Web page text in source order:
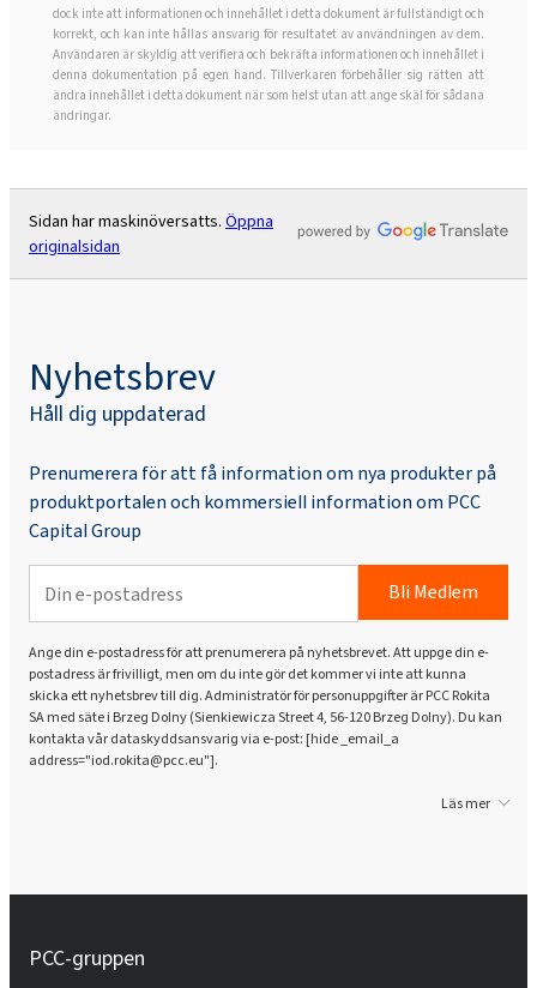
dock inte att informationen och innehållet i detta dokument är fullständigt och
korrekt, och kan inte hållas ansvarig för resultatet av användningen av dem.
Användaren är skyldig att verifiera och bekräfta informationen och innehållet i
denna dokumentation på egen hand. Tillverkaren förbehåller sig rätten att
ändra innehållet i detta dokument när som helst utan att ange skäl för sådana
ändringar.
Sidan har maskinöversatts. Öppna
originalsidan
Nyhetsbrev
Håll dig uppdaterad
Prenumerera för att få information om nya produkter på
produktportalen och kommersiell information om PCC
Capital Group
Bli Medlem
Ange din e-postadress för att prenumerera på nyhetsbrevet. Att uppge din e-
postadress är frivilligt, men om du inte gör det kommer vi inte att kunna
skicka ett nyhetsbrev till dig. Administratör för personuppgifter är PCC Rokita
SA med säte i Brzeg Dolny (Sienkiewicza Street 4, 56-120 Brzeg Dolny). Du kan
kontakta vår dataskyddsansvarig via e-post: [hide _email_a
address="iod.rokita@pcc.eu"].
Läs mer
PCC-gruppen